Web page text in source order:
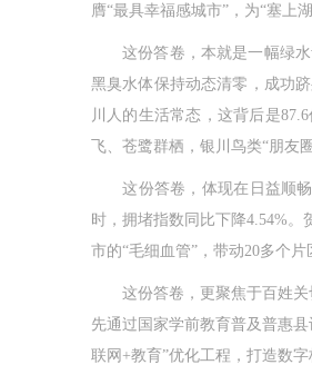
膺“最具幸福感城市”，为“塞上
这份答卷，本就是一幅绿水
黑臭水体保持动态清零，成功
川人的生活常态，这背后是
飞、苍鹭群栖，银川鸟类“朋友
这份答卷，体现在日益顺畅
时，拥堵指数同比下降4.54%。
市的“毛细血管”，带动20多个片
这份答卷，更聚焦于百姓关切
先通过国家学前教育普及普惠
联网+教育”优化工程，打造数字